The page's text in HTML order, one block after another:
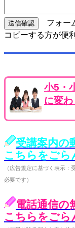
フォー
コピーする方が便
小5・
に変わ
受講案内の
こちらをごら
（広告規定に基づく表示
必要です）
電話通信の
こちらをごら